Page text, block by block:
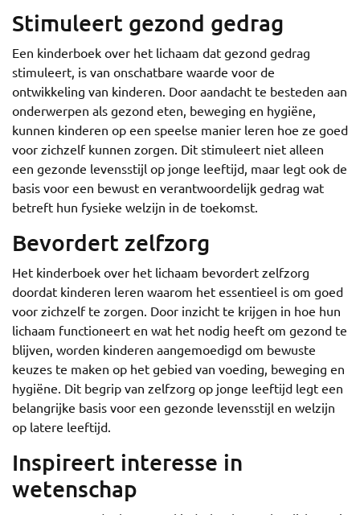
Stimuleert gezond gedrag
Een kinderboek over het lichaam dat gezond gedrag
stimuleert, is van onschatbare waarde voor de
ontwikkeling van kinderen. Door aandacht te besteden aan
onderwerpen als gezond eten, beweging en hygiëne,
kunnen kinderen op een speelse manier leren hoe ze goed
voor zichzelf kunnen zorgen. Dit stimuleert niet alleen
een gezonde levensstijl op jonge leeftijd, maar legt ook de
basis voor een bewust en verantwoordelijk gedrag wat
betreft hun fysieke welzijn in de toekomst.
Bevordert zelfzorg
Het kinderboek over het lichaam bevordert zelfzorg
doordat kinderen leren waarom het essentieel is om goed
voor zichzelf te zorgen. Door inzicht te krijgen in hoe hun
lichaam functioneert en wat het nodig heeft om gezond te
blijven, worden kinderen aangemoedigd om bewuste
keuzes te maken op het gebied van voeding, beweging en
hygiëne. Dit begrip van zelfzorg op jonge leeftijd legt een
belangrijke basis voor een gezonde levensstijl en welzijn
op latere leeftijd.
Inspireert interesse in
wetenschap